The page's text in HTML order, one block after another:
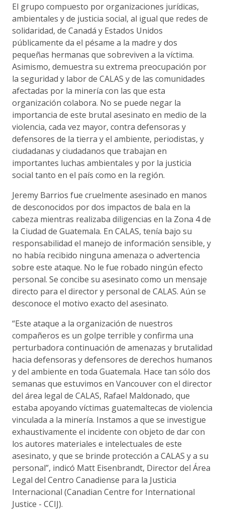
El grupo compuesto por organizaciones jurídicas,
ambientales y de justicia social, al igual que redes de
solidaridad, de Canadá y Estados Unidos
públicamente da el pésame a la madre y dos
pequeñas hermanas que sobreviven a la víctima.
Asimismo, demuestra su extrema preocupación por
la seguridad y labor de CALAS y de las comunidades
afectadas por la minería con las que esta
organización colabora. No se puede negar la
importancia de este brutal asesinato en medio de la
violencia, cada vez mayor, contra defensoras y
defensores de la tierra y el ambiente, periodistas, y
ciudadanas y ciudadanos que trabajan en
importantes luchas ambientales y por la justicia
social tanto en el país como en la región.
Jeremy Barrios fue cruelmente asesinado en manos
de desconocidos por dos impactos de bala en la
cabeza mientras realizaba diligencias en la Zona 4 de
la Ciudad de Guatemala. En CALAS, tenía bajo su
responsabilidad el manejo de información sensible, y
no había recibido ninguna amenaza o advertencia
sobre este ataque. No le fue robado ningún efecto
personal. Se concibe su asesinato como un mensaje
directo para el director y personal de CALAS. Aún se
desconoce el motivo exacto del asesinato.
“Este ataque a la organización de nuestros
compañeros es un golpe terrible y confirma una
perturbadora continuación de amenazas y brutalidad
hacia defensoras y defensores de derechos humanos
y del ambiente en toda Guatemala. Hace tan sólo dos
semanas que estuvimos en Vancouver con el director
del área legal de CALAS, Rafael Maldonado, que
estaba apoyando víctimas guatemaltecas de violencia
vinculada a la minería. Instamos a que se investigue
exhaustivamente el incidente con objeto de dar con
los autores materiales e intelectuales de este
asesinato, y que se brinde protección a CALAS y a su
personal”, indicó Matt Eisenbrandt, Director del Área
Legal del Centro Canadiense para la Justicia
Internacional (Canadian Centre for International
Justice - CCIJ).